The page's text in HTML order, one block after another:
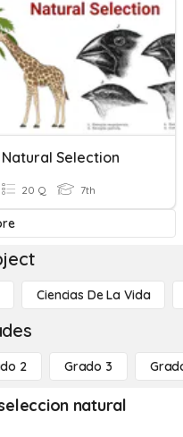
Natural Selection
20 Q 7th
Ciencias De La Vida
2 Grado 3
natural